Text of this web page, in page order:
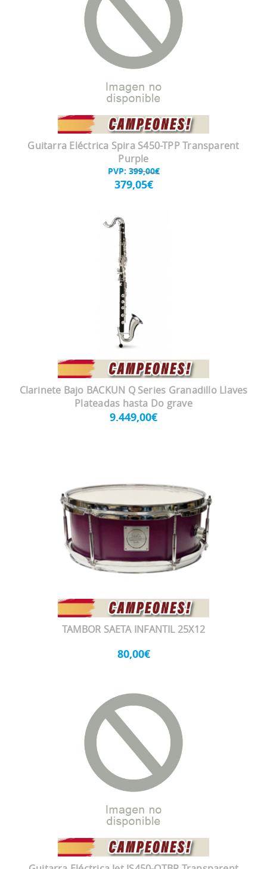
Guitarra Eléctrica Spira S450-TPP Transparent
Purple
PVP: 399,00€
379,05€
Clarinete Bajo BACKUN Q Series Granadillo Llaves
Plateadas hasta Do grave
9.449,00€
TAMBOR SAETA INFANTIL 25X12
80,00€